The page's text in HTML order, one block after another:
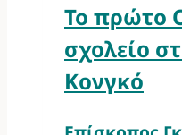
Το πρώτο
σχολείο
Κονγκό